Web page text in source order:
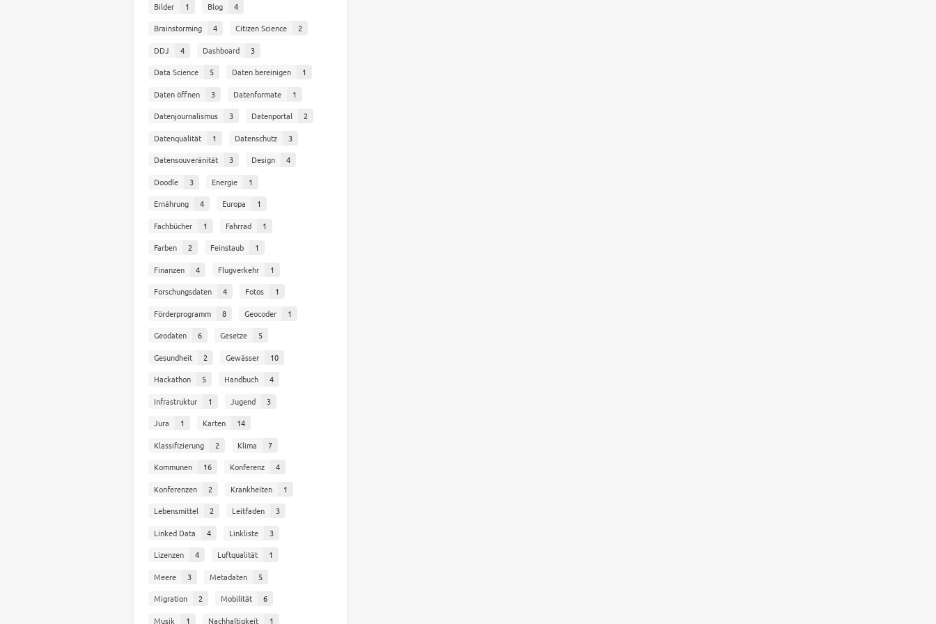
Bilder
1 Blog
4
Brainstorming
4 Citizen Science
2
DDJ
4 Dashboard
3
Data Science
5 Daten bereinigen
1
Daten öffnen
3 Datenformate
1
Datenjournalismus
3 Datenportal
2
Datenqualität
1 Datenschutz
3
Datensouveränität
3 Design
4
Doodle
3 Energie
1
Ernährung
4 Europa
1
Fachbücher
1 Fahrrad
1
Farben
2 Feinstaub
1
Finanzen
4 Flugverkehr
1
Forschungsdaten
4 Fotos
1
Förderprogramm
8 Geocoder
1
Geodaten
6 Gesetze
5
Gesundheit
2 Gewässer
10
Hackathon
5 Handbuch
4
Infrastruktur
1 Jugend
3
Jura
1 Karten
14
Klassifizierung
2 Klima
7
Kommunen
16 Konferenz
4
Konferenzen
2 Krankheiten
1
Lebensmittel
2 Leitfaden
3
Linked Data
4 Linkliste
3
Lizenzen
4 Luftqualität
1
Meere
3 Metadaten
5
Migration
2 Mobilität
6
Musik
1 Nachhaltigkeit 1